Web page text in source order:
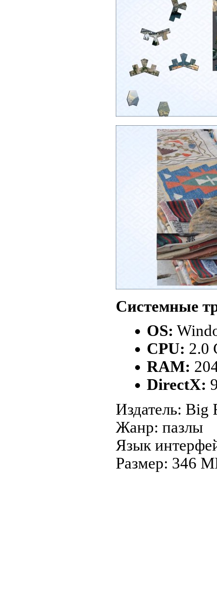
Системные
OS:
CPU: 2.0
RAM:
DirectX:
Издатель: Big
Жанр: пазлы
Язык
Размер: 346